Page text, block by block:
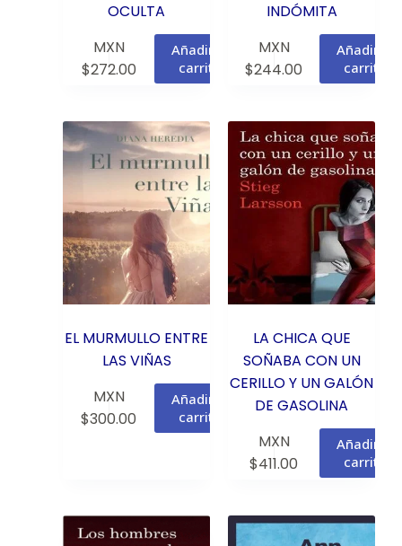
OCULTA
MXN
$272.00
Añadir al
carrito
INDÓMITA
MXN
$244.00
Añadir al
carrito
EL MURMULLO ENTRE
LAS VIÑAS
MXN
$300.00
Añadir al
carrito
LA CHICA QUE
SOÑABA CON UN
CERILLO Y UN GALÓN
DE GASOLINA
MXN
$411.00
Añadir al
carrito